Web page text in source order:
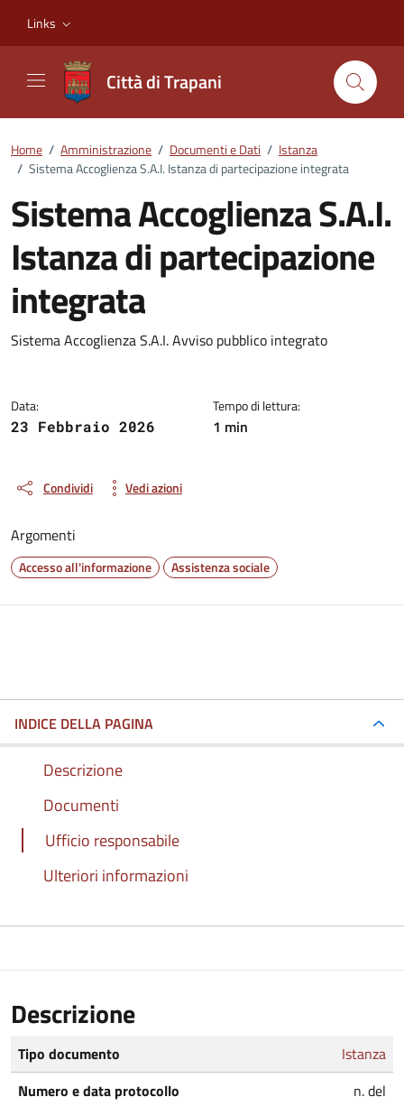
Links
Città di Trapani
Home / Amministrazione / Documenti e Dati / Istanza
/ Sistema Accoglienza S.A.I. Istanza di partecipazione integrata
Sistema Accoglienza S.A.I.
Istanza di partecipazione
integrata
Dettagli del documento
Sistema Accoglienza S.A.I. Avviso pubblico integrato
Data:
23 Febbraio 2026
Tempo di lettura:
1 min
Condividi Vedi azioni
Argomenti
Accesso all'informazione Assistenza sociale
INDICE DELLA PAGINA
Descrizione
Documenti
Ufficio responsabile
Ulteriori informazioni
Descrizione
Tipo documento
Istanza
Numero e data protocollo
n. del